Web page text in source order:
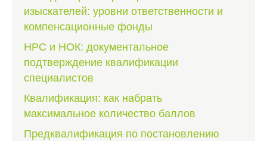
изыскателей: уровни ответственности и
компенсационные фонды
НРС и НОК: документальное
подтверждение квалификации
специалистов
Квалификация: как набрать
максимальное количество баллов
Предквалификация по постановлению